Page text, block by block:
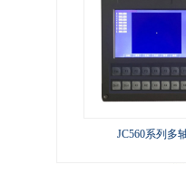
JC560系列多